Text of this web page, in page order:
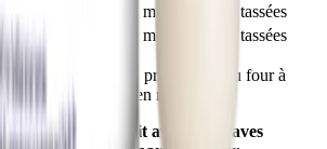
3 mesures rases tassées
4 mesures rases tassées
Ne pas réchauffer la préparation au four à
brûlures peuvent en résulter.
directives pourrait avoir de graves